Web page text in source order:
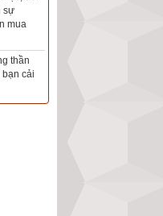
ngày
dịch
sinh 0x -
nhất thị
ngay